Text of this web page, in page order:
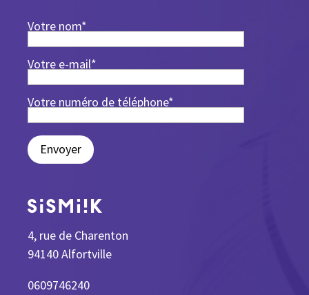
Votre nom*
Votre e-mail*
Votre numéro de téléphone*
Envoyer
4, rue de Charenton
94140 Alfortville
0609746240